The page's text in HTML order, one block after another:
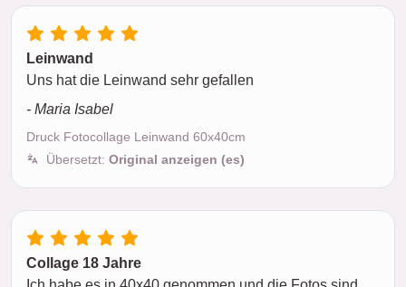
Leinwand
Uns hat die Leinwand sehr gefallen
- Maria Isabel
Druck Fotocollage Leinwand 60x40cm
Übersetzt: Original anzeigen (es)
Collage 18 Jahre